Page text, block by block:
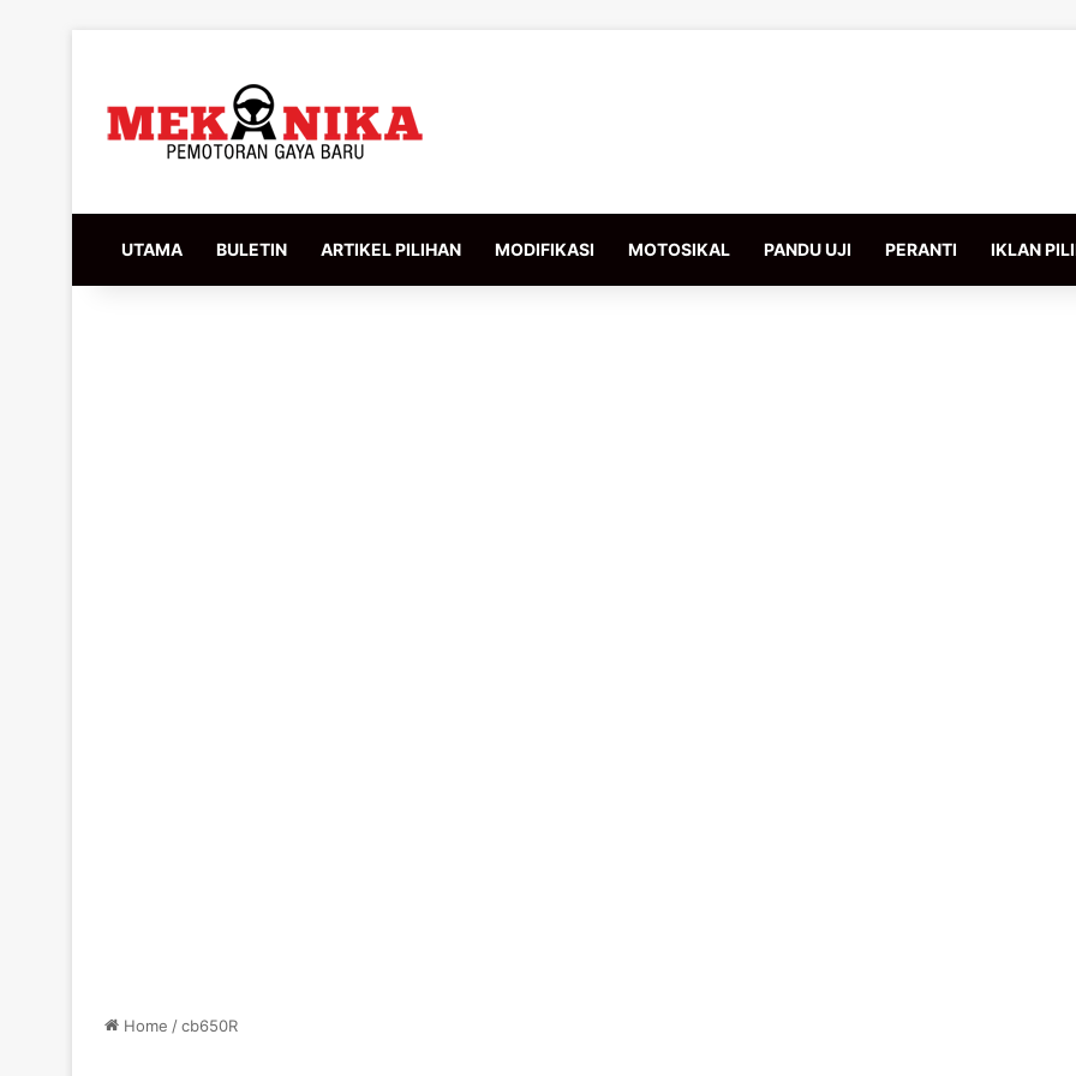
UTAMA BULETIN ARTIKEL PILIHAN MODIFIKASI MOTOSIKAL PANDU UJI PERANTI IKLAN
Home /cb650R